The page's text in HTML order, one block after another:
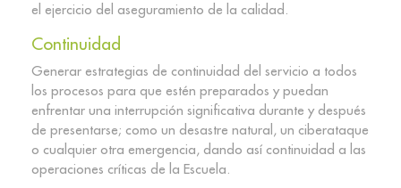
el ejercicio del aseguramiento de la calidad.
Continuidad​
Generar estrategias de continuidad del servicio a todos
los procesos para que estén preparados y puedan
enfrentar una interrupción significativa durante y después
de presentarse; como un desastre natural, un ciberataque
o cualquier otra emergencia, dando así continuidad a las
operaciones críticas de la Escuela.